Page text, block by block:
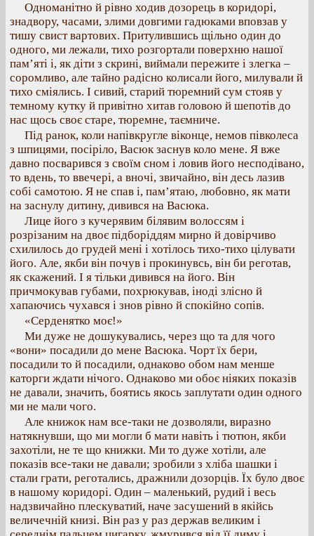
Одноманітно й рівно ходив дозорець в коридорі,
знадвору, часами, злими довгими гадюками вповзав у
тишу свист вартових. Притулившись щільно один до
одного, ми лежали, тихо розгортали поверхню нашої
пам’яті і, як діти з скрині, виймали пережите і злегка –
соромливо, але тайно радісно колисали його, милували й
тихо сміялись. І сивий, старий тюремний сум стояв у
темному кутку й привітно хитав головою й шепотів до
нас щось своє старе, тюремне, таємниче.
Під ранок, коли напівкругле віконце, немов півколеса
з шпицями, посіріло, Васюк заснув коло мене. Я вже
давно посварився з своїм сном і ловив його несподівано,
то вдень, то ввечері, а вночі, звичайно, він десь лазив
собі самотою. Я не спав і, пам’ятаю, любовно, як мати
на заснулу дитину, дивився на Васюка.
Лице його з кучерявим білявим волоссям і
розрізаним на двоє підборіддям мирно й довірчиво
схилилось до грудей мені і хотілось тихо-тихо цілувати
його. Але, якби він почув і прокинувсь, він би реготав,
як скажений. І я тільки дивився на його. Він
причмокував губами, похрюкував, іноді злісно й
хапаючись чухався і знов рівно й спокійно сопів.
«Серденятко моє!»
Ми дуже не дошукувались, через що та для чого
«вони» посадили до мене Васюка. Чорт їх бери,
посадили то й посадили, однаково обом нам менше
каторги ждати нічого. Однаково ми обоє ніяких показів
не давали, значить, боятись якось заплутати один одного
ми не мали чого.
Але книжок нам все-таки не дозволяли, виразно
натякнувши, що ми могли б мати навіть і тютюн, якби
захотіли, не те що книжки. Ми то дуже хотіли, але
показів все-таки не давали; зробили з хліба шашки і
стали грати, реготались, дражнили дозорців. Їх було двоє
в нашому коридорі. Один – маленький, рудий і весь
надзвичайно плескуватий, наче засушений в якійсь
величечній книзі. Він раз у раз держав великим і